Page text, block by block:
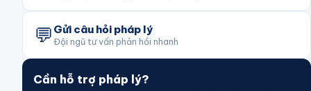
💬 Gửi câu hỏi pháp lý
Đội ngũ tư vấn phản hồi nhanh
Cần hỗ trợ pháp lý?